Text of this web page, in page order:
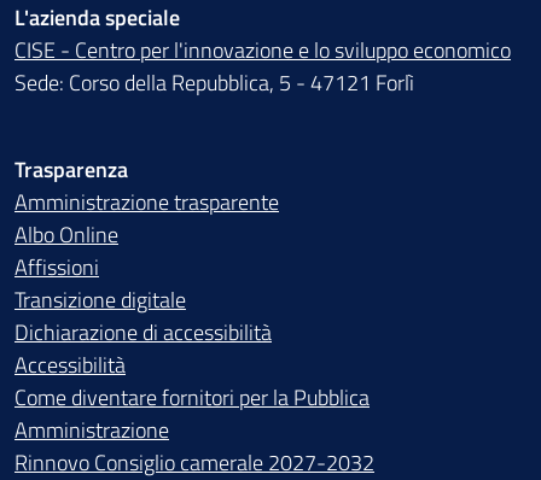
L'azienda speciale
CISE - Centro per l'innovazione e lo sviluppo economico
Sede: Corso della Repubblica, 5 - 47121 Forlì
Trasparenza
Amministrazione trasparente
Albo Online
Affissioni
Transizione digitale
Dichiarazione di accessibilità
Accessibilità
Come diventare fornitori per la Pubblica
Amministrazione
Rinnovo Consiglio camerale 2027-2032